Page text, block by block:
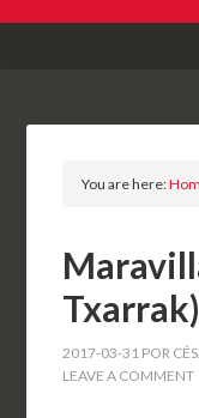
You are here:
Txarrak)
2017-03-31 POR
LEAVE A COMMENT